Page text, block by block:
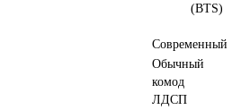
(BTS)
Современный
Обычный
комод
ЛДСП